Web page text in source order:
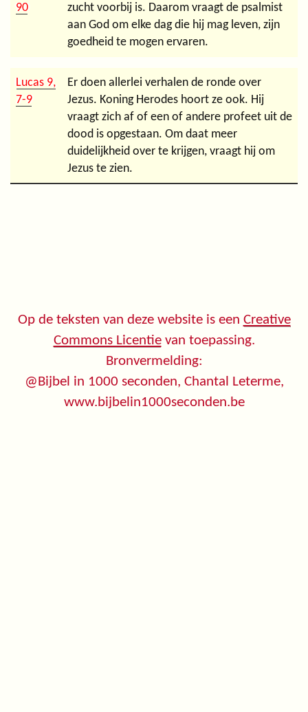
90
zucht voorbij is. Daarom vraagt de psalmist
aan God om elke dag die hij mag leven, zijn
goedheid te mogen ervaren.
Lucas 9,
7-9
Er doen allerlei verhalen de ronde over
Jezus. Koning Herodes hoort ze ook. Hij
vraagt zich af of een of andere profeet uit de
dood is opgestaan. Om daat meer
duidelijkheid over te krijgen, vraagt hij om
Jezus te zien.
Op de teksten van deze website is een Creative
Commons Licentievan toepassing.
Bronvermelding:
@Bijbel in 1000 seconden, Chantal Leterme,
www.bijbelin1000seconden.be